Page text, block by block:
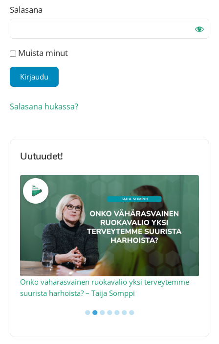
Salasana
Muista minut
Salasana hukassa?
Uutuudet!
Onko vähärasvainen ruokavalio yksi terveytemme
suurista harhoista? – Taija Somppi
●●●●●●●